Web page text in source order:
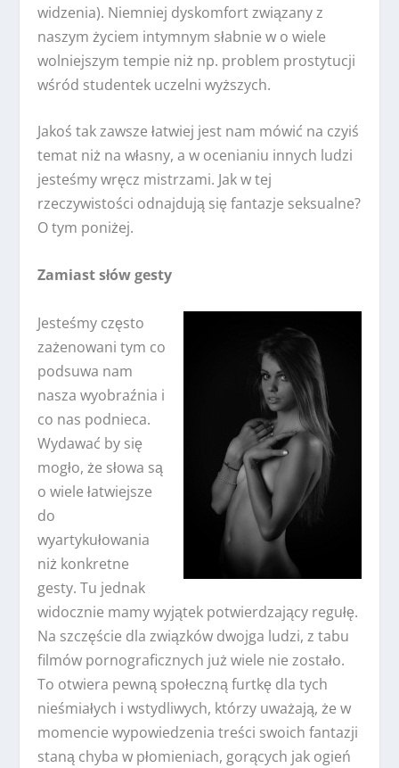
widzenia). Niemniej dyskomfort związany z
naszym życiem intymnym słabnie w o wiele
wolniejszym tempie niż np. problem prostytucji
wśród studentek uczelni wyższych.
Jakoś tak zawsze łatwiej jest nam mówić na czyiś
temat niż na własny, a w ocenianiu innych ludzi
jesteśmy wręcz mistrzami. Jak w tej
rzeczywistości odnajdują się fantazje seksualne?
O tym poniżej.
Zamiast słów gesty
Jesteśmy często
zażenowani tym co
podsuwa nam
nasza wyobraźnia i
co nas podnieca.
Wydawać by się
mogło, że słowa są
o wiele łatwiejsze
do
wyartykułowania
niż konkretne
gesty. Tu jednak
widocznie mamy wyjątek potwierdzający regułę.
Na szczęście dla związków dwojga ludzi, z tabu
filmów pornograficznych już wiele nie zostało.
To otwiera pewną społeczną furtkę dla tych
nieśmiałych i wstydliwych, którzy uważają, że w
momencie wypowiedzenia treści swoich fantazji
staną chyba w płomieniach, gorących jak ogień